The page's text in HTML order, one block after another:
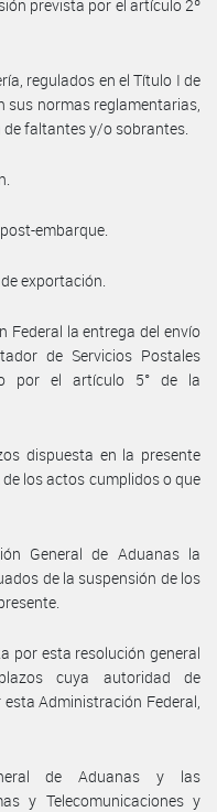
prevista por el artículo 2º
regulados en el Título I de
sus normas reglamentarias,
faltantes y/o sobrantes.
embarque.
exportación.
Federal la entrega del envío
de Servicios Postales
por el artículo 5° de la
dispuesta en la presente
los actos cumplidos o que
General de Aduanas la
de la suspensión de los
por esta resolución general
cuya autoridad de
Administración Federal,
de Aduanas y las
y Telecomunicaciones y